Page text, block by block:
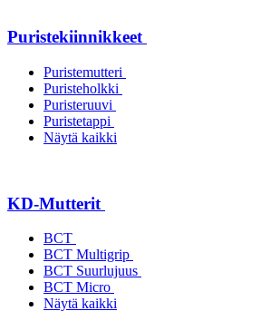
Puristekiinnikkeet
Puristemutteri
Puristeholkki
Puristeruuvi
Puristetappi
Näytä kaikki
KD-Mutterit
BCT
BCT Multigrip
BCT Suurlujuus
BCT Micro
Näytä kaikki